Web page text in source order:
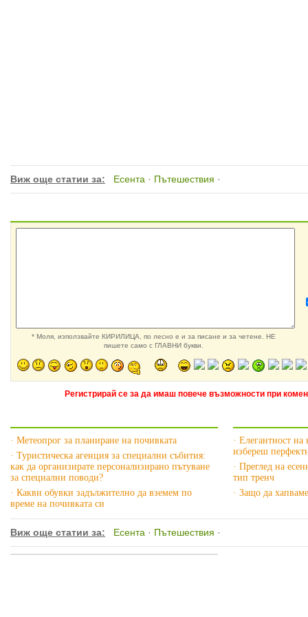
Виж още статии за: Есента · Пътешествия ·
* Моля, използвайте КИРИЛИЦА, по лесно е и за писане и за четене. НЕ
пишете само с ГЛАВНИ букви.
Регистрирай се за да имаш повече възможности при
· Метеопрог за планиране на почивката
· Туристическа агенция за специални събития:
как да организирате персонализирано пътуване
за специални поводи?
· Какви обувки задължително да вземем по
време на почивката си
· Елегантност на
избереш
· Преглед на
тип тренч
· Защо да
Виж още статии за: Есента · Пътешествия ·